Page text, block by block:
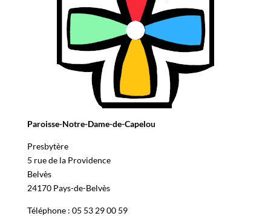
Paroisse-Notre-Dame-de-Capelou
Presbytère
5 rue de la Providence
Belvès
24170 Pays-de-Belvès
Téléphone : 05 53 29 00 59